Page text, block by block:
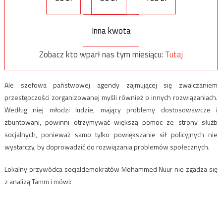
Inna kwota
Zobacz kto wparł nas tym miesiącu: Tutaj
Ale szefowa państwowej agendy zajmującej się zwalczaniem
przestępczości zorganizowanej myśli również o innych rozwiązaniach.
Według niej młodzi ludzie, mający problemy dostosowawcze i
zbuntowani, powinni otrzymywać większą pomoc ze strony służb
socjalnych, ponieważ samo tylko powiększanie sił policyjnych nie
wystarczy, by doprowadzić do rozwiązania problemów społecznych.
Lokalny przywódca socjaldemokratów Mohammed Nuur nie zgadza się
z analizą Tamm i mówi: